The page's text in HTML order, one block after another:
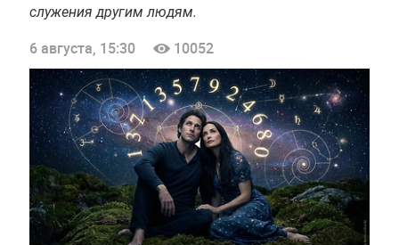
служения другим людям.
6 августа, 15:30 10052